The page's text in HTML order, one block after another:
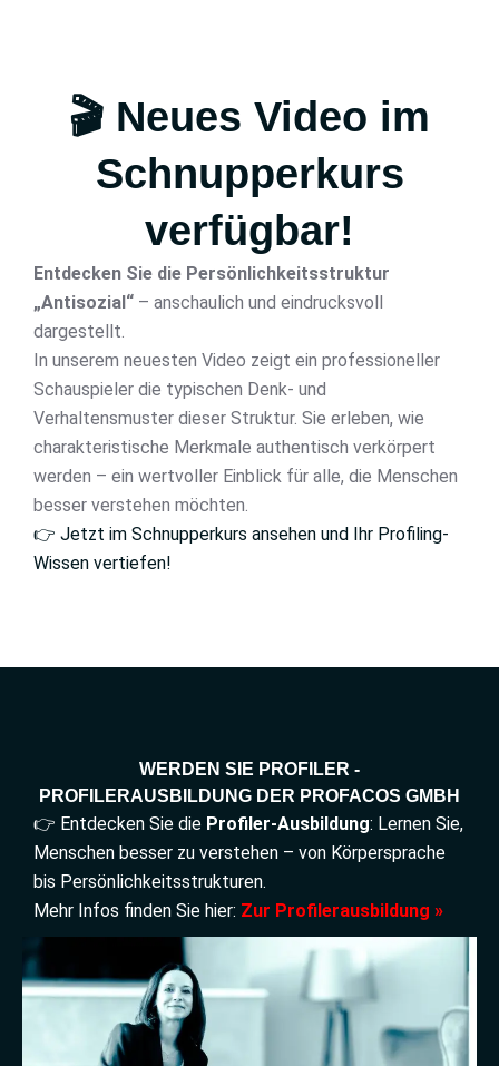
🎬 Neues Video im
Schnupperkurs
verfügbar!
Entdecken Sie die Persönlichkeitsstruktur
„Antisozial“ – anschaulich und eindrucksvoll
dargestellt.
In unserem neuesten Video zeigt ein professioneller
Schauspieler die typischen Denk- und
Verhaltensmuster dieser Struktur. Sie erleben, wie
charakteristische Merkmale authentisch verkörpert
werden – ein wertvoller Einblick für alle, die Menschen
besser verstehen möchten.
👉 Jetzt im Schnupperkurs ansehen und Ihr Profiling-
Wissen vertiefen!
WERDEN SIE PROFILER -
PROFILERAUSBILDUNG DER PROFACOS GMBH
👉 Entdecken Sie die Profiler-Ausbildung: Lernen Sie,
Menschen besser zu verstehen – von Körpersprache
bis Persönlichkeitsstrukturen.
Mehr Infos finden Sie hier: Zur Profilerausbildung »